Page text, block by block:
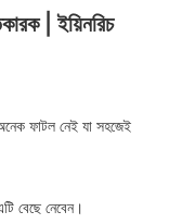
| ইয়িনরিচ
ফাটল নেই যা সহজেই
বেছে নেবেন।